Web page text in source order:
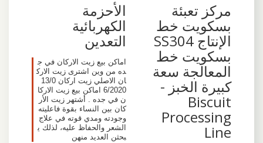
مركز تعبئة
بسكويت خط
الإنتاج SS304
بسكويت خط
المعالجة سعة
كبيرة الخبز -
Biscuit
Processing
Line
الأحزمة
الكهربائية
التعدين
اماكن بيع زيت الاركان في ج
ده من وين اشترى زيت الارك
ان الاصلي زيت اركان 13/0
6/2020 اماكن بيع زيت الاركا
ن في جده . أشتهر زيت الأر
كان بين النساء بقوة فاعليته
وجودته ومدي قوته في علاج
الشعر والحفاظ عليه، لذلك ي
بحثن العديد منهن